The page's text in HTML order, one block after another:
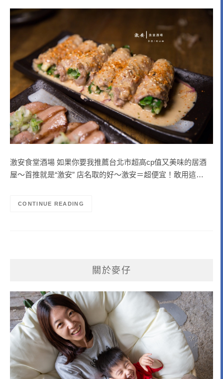
激安食堂酒場 如果你要我推薦台北市超高cp值又美味的居酒
屋～首推就是“激安” 店名取的好～激安＝超便宜！敢用這…
CONTINUE READING
關於麥仔